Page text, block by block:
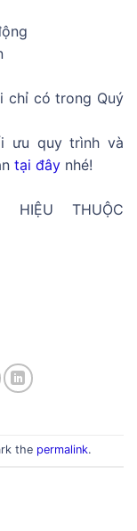
chỉ có trong Quý
ưu quy trình và
tại đây nhé!
HIỆU THUỘC
the permalink.